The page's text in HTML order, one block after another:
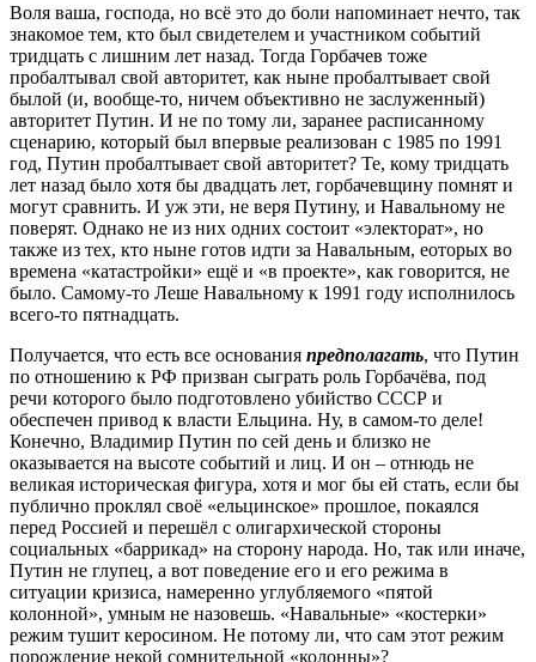
Воля ваша, господа, но всё это до боли напоминает нечто, так
знакомое тем, кто был свидетелем и участником событий
тридцать с лишним лет назад. Тогда Горбачев тоже
пробалтывал свой авторитет, как ныне пробалтывает свой
былой (и, вообще-то, ничем объективно не заслуженный)
авторитет Путин. И не по тому ли, заранее расписанному
сценарию, который был впервые реализован с 1985 по 1991
год, Путин пробалтывает свой авторитет? Те, кому тридцать
лет назад было хотя бы двадцать лет, горбачевщину помнят и
могут сравнить. И уж эти, не веря Путину, и Навальному не
поверят. Однако не из них одних состоит «электорат», но
также из тех, кто ныне готов идти за Навальным, еоторых во
времена «катастройки» ещё и «в проекте», как говорится, не
было. Самому-то Леше Навальному к 1991 году исполнилось
всего-то пятнадцать.
Получается, что есть все основания предполагать, что Путин
по отношению к РФ призван сыграть роль Горбачёва, под
речи которого было подготовлено убийство СССР и
обеспечен привод к власти Ельцина. Ну, в самом-то деле!
Конечно, Владимир Путин по сей день и близко не
оказывается на высоте событий и лиц. И он – отнюдь не
великая историческая фигура, хотя и мог бы ей стать, если бы
публично проклял своё «ельцинское» прошлое, покаялся
перед Россией и перешёл с олигархической стороны
социальных «баррикад» на сторону народа. Но, так или иначе,
Путин не глупец, а вот поведение его и его режима в
ситуации кризиса, намеренно углубляемого «пятой
колонной», умным не назовешь. «Навальные» «костерки»
режим тушит керосином. Не потому ли, что сам этот режим
порождение некой сомнительной «колонны»?